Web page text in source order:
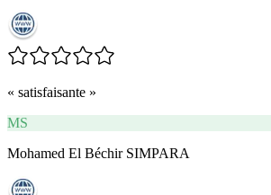
« satisfaisante »
MS
Mohamed El Béchir SIMPARA